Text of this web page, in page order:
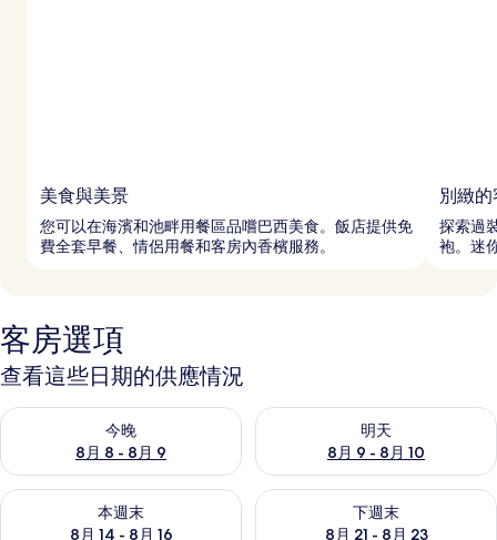
美食與美景
您可以在海濱和池畔用餐區品嚐巴西美食。飯店提供免
費全套早餐、情侶用餐和客房內香檳服務。
別緻
探索過
袍。迷
客房選項
查看這些日期的供應情況
今晚
8月 8 - 8月 9
查看今晚 (8月 8 - 8月 9) 的供應情況
明天
8月 9 - 8月 10
查看明天 (8月 9 - 8月 10) 的供
本週末
8月 14 - 8月 16
查看本週末 (8月 14 - 8月 16) 的供應情況
下週末
8月 21 - 8月 23
查看下週末 (8月 21 - 8月 23)